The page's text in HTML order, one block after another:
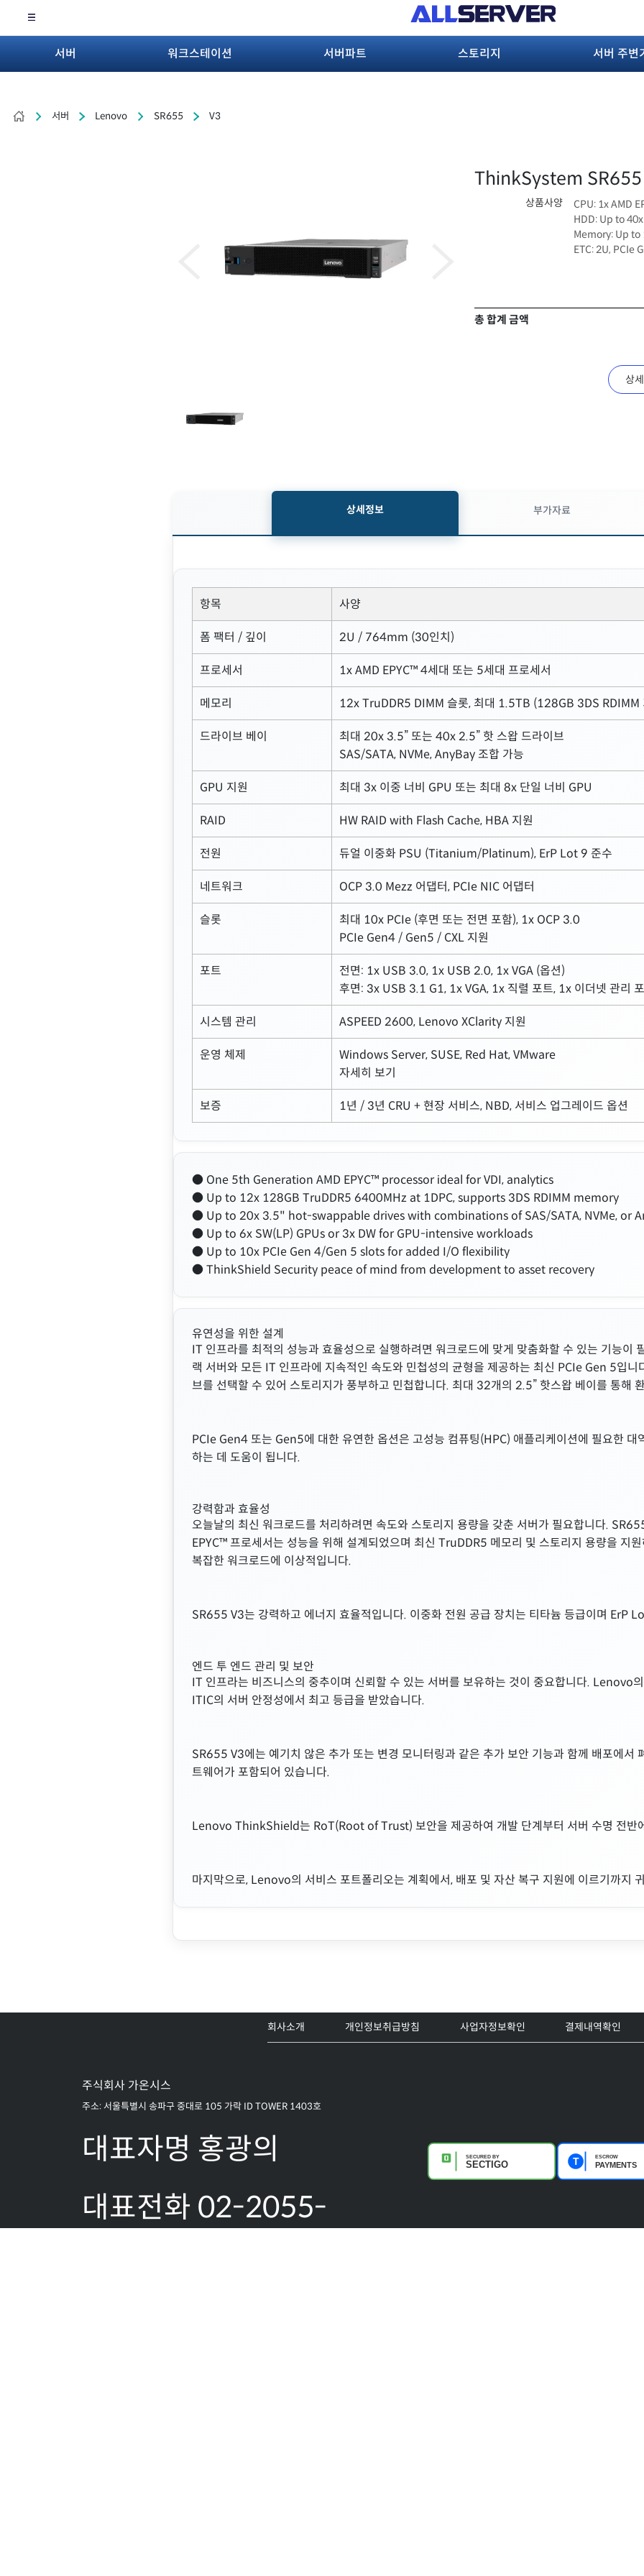
서버 워크스테이션 서버파트 스토리지 서버 주변
서버 Lenovo SR655 V3
ThinkSystem
상품사양
CPU: 1x AMD
HDD: Up to
Memory: Up to
ETC: 2U, PCIe
총 합계 금액
상
상세정보 부가자료
항목 사양
폼 팩터 / 깊이 2U / 764mm (30인치)
프로세서 1x AMD EPYC™ 4세대 또는 5세대 프로세서
메모리 12x TruDDR5 DIMM 슬롯, 최대 1.5TB (128GB 3DS RDIMM
드라이브 베이
최대 20x 3.5” 또는 40x 2.5” 핫 스왑 드라이브
SAS/SATA, NVMe, AnyBay 조합 가능
GPU 지원 최대 3x 이중 너비 GPU 또는 최대 8x 단일 너비 GPU
RAID HW RAID with Flash Cache, HBA 지원
전원 듀얼 이중화 PSU (Titanium/Platinum), ErP Lot 9 준수
네트워크 OCP 3.0 Mezz 어댑터, PCIe NIC 어댑터
슬롯
최대 10x PCIe (후면 또는 전면 포함), 1x OCP 3.0
PCIe Gen4 / Gen5 / CXL 지원
포트 전면: 1x USB 3.0, 1x USB 2.0, 1x VGA (옵션)
후면: 3x USB 3.1 G1, 1x VGA, 1x 직렬 포트, 1x 이더넷 관리
시스템 관리 ASPEED 2600, Lenovo XClarity 지원
운영 체제
Windows Server, SUSE, Red Hat, VMware
자세히 보기
보증 1년 / 3년 CRU + 현장 서비스, NBD, 서비스 업그레이드 옵션
● One 5th Generation AMD EPYC™ processor ideal for VDI, analytics
● Up to 12x 128GB TruDDR5 6400MHz at 1DPC, supports 3DS RDIMM memory
● Up to 20x 3.5" hot-swappable drives with combinations of SAS/SATA, NVMe, or
● Up to 6x SW(LP) GPUs or 3x DW for GPU-intensive workloads
● Up to 10x PCIe Gen 4/Gen 5 slots for added I/O flexibility
● ThinkShield Security peace of mind from development to asset recovery
유연성을 위한 설계
IT 인프라를 최적의 성능과 효율성으로 실행하려면 워크로드에 맞게 맞춤화할 수 있는 기능
랙 서버와 모든 IT 인프라에 지속적인 속도와 민첩성의 균형을 제공하는 최신 PCIe Gen 5입
브를 선택할 수 있어 스토리지가 풍부하고 민첩합니다. 최대 32개의 2.5” 핫스왑 베이를 통해
PCIe Gen4 또는 Gen5에 대한 유연한 옵션은 고성능 컴퓨팅(HPC) 애플리케이션에 필요한
하는 데 도움이 됩니다.
강력함과 효율성
오늘날의 최신 워크로드를 처리하려면 속도와 스토리지 용량을 갖춘 서버가 필요합니다.
EPYC™ 프로세서는 성능을 위해 설계되었으며 최신 TruDDR5 메모리 및 스토리지 용량을 지
복잡한 워크로드에 이상적입니다.
SR655 V3는 강력하고 에너지 효율적입니다. 이중화 전원 공급 장치는 티타늄 등급이며 ErP
엔드 투 엔드 관리 및 보안
IT 인프라는 비즈니스의 중추이며 신뢰할 수 있는 서버를 보유하는 것이 중요합니다. Lenovo
ITIC의 서버 안정성에서 최고 등급을 받았습니다.
SR655 V3에는 예기치 않은 추가 또는 변경 모니터링과 같은 추가 보안 기능과 함께 배포에
트웨어가 포함되어 있습니다.
Lenovo ThinkShield는 RoT(Root of Trust) 보안을 제공하여 개발 단계부터 서버 수명 전반
마지막으로, Lenovo의 서비스 포트폴리오는 계획에서, 배포 및 자산 복구 지원에 이르기까지
회사소개 개인정보취급방침 사업자정보확인 결제내역확인
주식회사 가온시스
주소: 서울특별시 송파구 중대로 105 가락 ID TOWER 1403호
대표자명 홍광의
대표전화 02-2055-